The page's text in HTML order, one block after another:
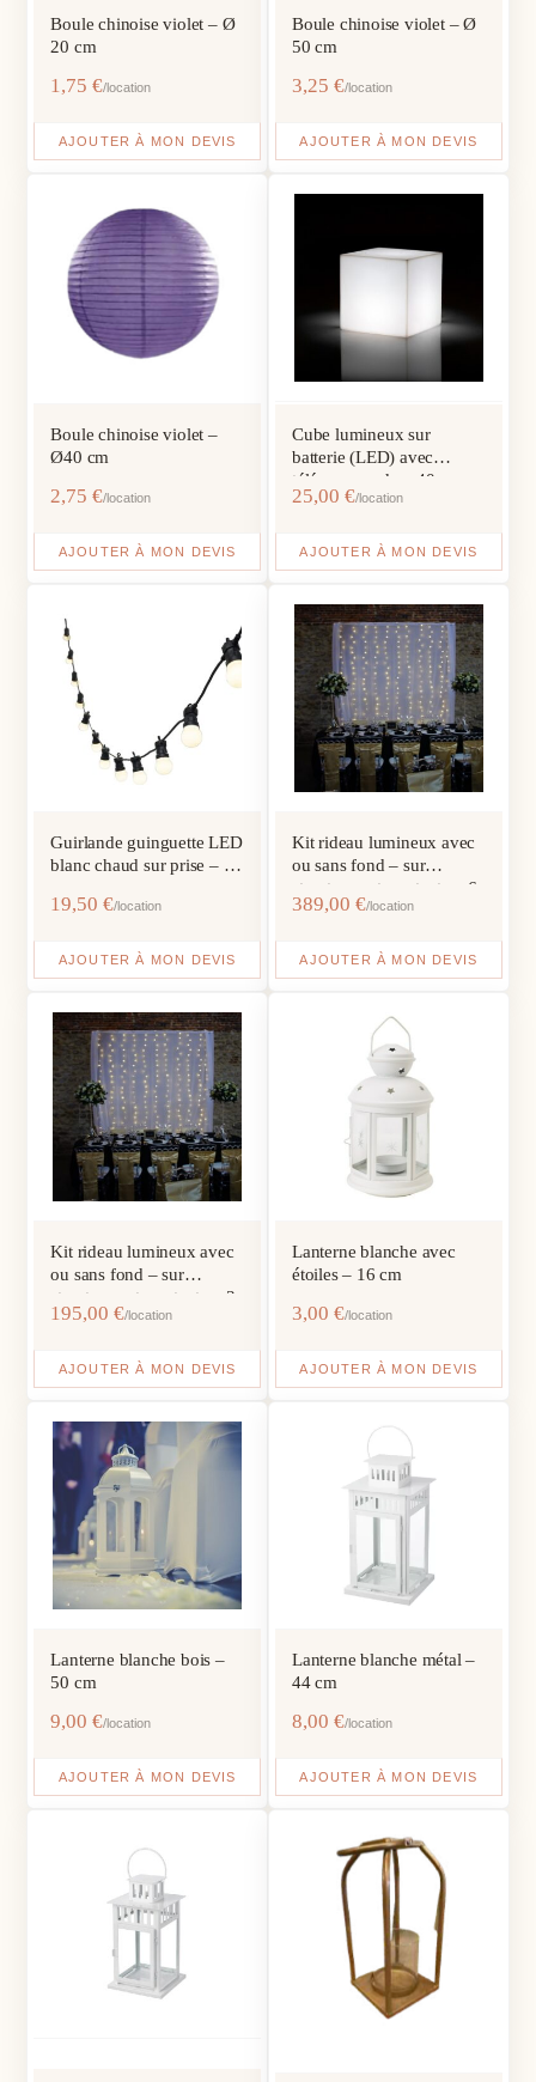
Boule chinoise violet – Ø
20 cm
1,75€/location
AJOUTER À MON DEVIS
Boule chinoise violet – Ø
50 cm
3,25 €/location
AJOUTER À MON DEVIS
Boule chinoise violet –
Ø40 cm
2,75€/location
AJOUTER À MON DEVIS
Cube lumineux sur
batterie (LED) avec
télécommande – 40 cm
25,00 €/location
AJOUTER À MON DEVIS
Guirlande guinguette LED
blanc chaud sur prise – 10
19,50€/location
AJOUTER À MON DEVIS
Kit rideau lumineux avec
ou sans fond – sur
structure autoportante – 6
m
389,00 €/location
AJOUTER À MON DEVIS
Kit rideau lumineux avec
ou sans fond – sur
structure autoportante – 3
m
195,00€/location
AJOUTER À MON DEVIS
Lanterne blanche avec
étoiles – 16 cm
3,00 €/location
AJOUTER À MON DEVIS
Lanterne blanche bois –
50 cm
9,00€/location
AJOUTER À MON DEVIS
Lanterne blanche métal –
44 cm
8,00 €/location
AJOUTER À MON DEVIS